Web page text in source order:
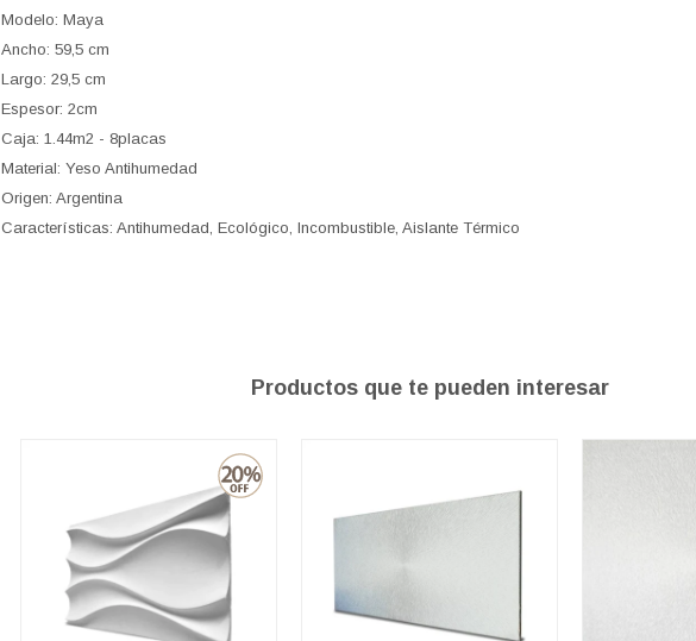
Modelo: Maya
Ancho: 59,5 cm
Largo: 29,5 cm
Espesor: 2cm
Caja: 1.44m2 - 8placas
Material: Yeso Antihumedad
Origen: Argentina
Características: Antihumedad, Ecológico, Incombustible, Aislante Térmico
Productos que te pueden interesar